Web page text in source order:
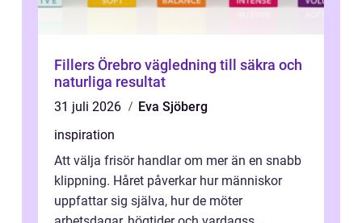
Fillers Örebro vägledning till säkra och
naturliga resultat
31 juli 2026
Eva Sjöberg
inspiration
Att välja frisör handlar om mer än en snabb
klippning. Håret påverkar hur människor
uppfattar sig själva, hur de möter